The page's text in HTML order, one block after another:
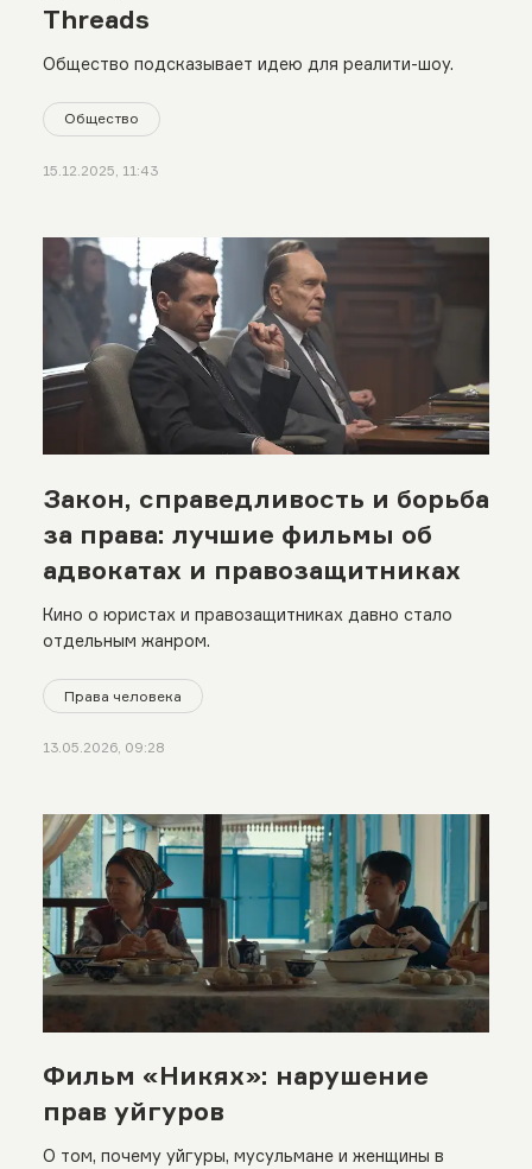
Threads
Общество подсказывает идею для реалити-шоу.
Общество
15.12.2025, 11:43
Закон, справедливость и борьба
за права: лучшие фильмы об
адвокатах и правозащитниках
Кино о юристах и правозащитниках давно стало
отдельным жанром.
Права человека
13.05.2026, 09:28
Фильм «Никях»: нарушение
прав уйгуров
О том, почему уйгуры, мусульмане и женщины в